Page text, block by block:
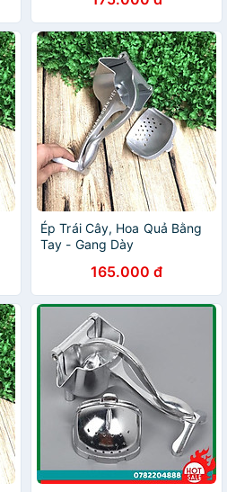
Ép Trái Cây, Hoa Quả Bằng
Tay - Gang Dày
165.000 đ